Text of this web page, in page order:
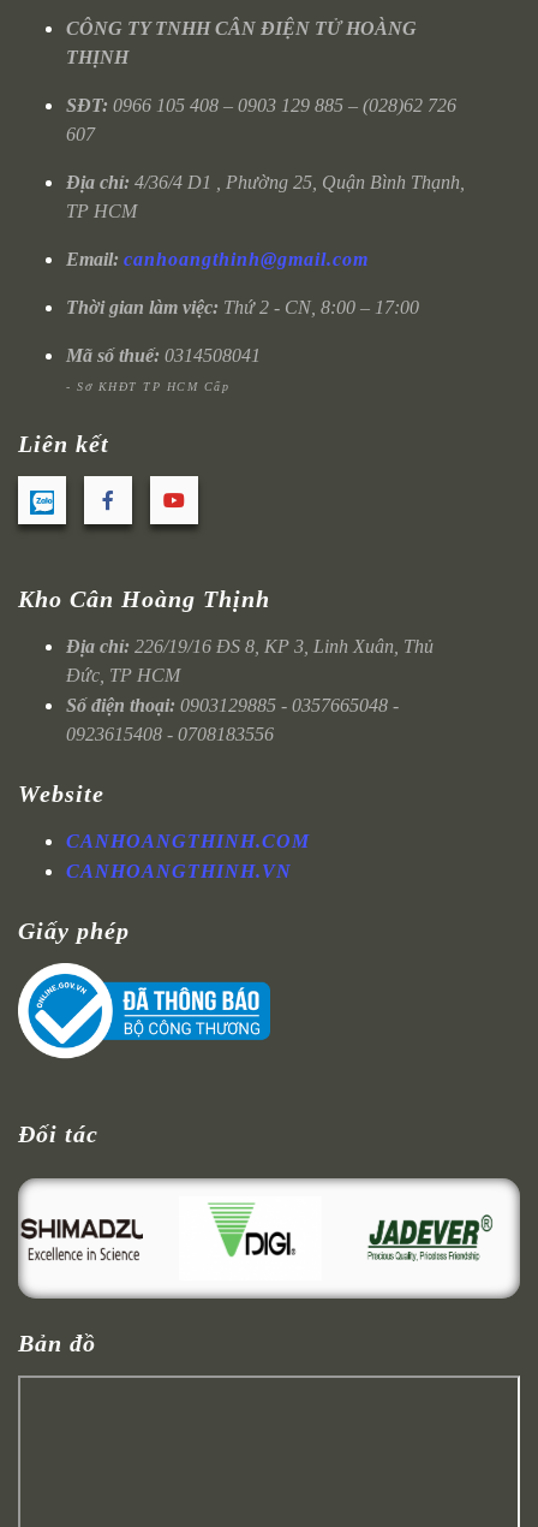
CÔNG TY TNHH CÂN ĐIỆN TỬ HOÀNG
THỊNH
SĐT: 0966 105 408 – 0903 129 885 – (028)62 726
607
Địa chỉ: 4/36/4 D1 , Phường 25, Quận Bình Thạnh,
TP HCM
Email: canhoangthinh@gmail.com
Thời gian làm việc: Thứ 2 - CN, 8:00 – 17:00
Mã số thuế: 0314508041
- Sở KHĐT TP HCM Cấp
Liên kết
Kho Cân Hoàng Thịnh
Địa chỉ: 226/19/16 ĐS 8, KP 3, Linh Xuân, Thủ
Đức, TP HCM
Số điện thoại: 0903129885 - 0357665048 -
0923615408 - 0708183556
Website
CANHOANGTHINH.COM
CANHOANGTHINH.VN
Giấy phép
Đối tác
Bản đồ